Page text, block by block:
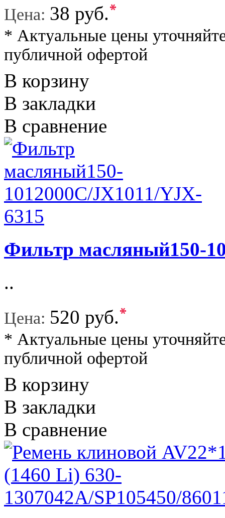
Цена: 38 руб.*
* Актуальные цены
публичной офертой
В корзину
В закладки
В сравнение
Фильтр масляный150-
..
Цена: 520 руб.*
* Актуальные цены
публичной офертой
В корзину
В закладки
В сравнение